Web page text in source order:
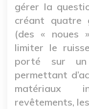
gérer la
créant quatre
(des « noues
limiter le
porté sur un
permettant
matériaux
revêtements,